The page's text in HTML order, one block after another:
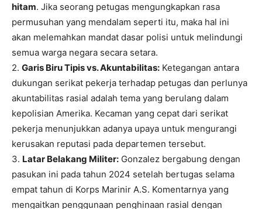
hitam. Jika seorang petugas mengungkapkan rasa
permusuhan yang mendalam seperti itu, maka hal ini
akan melemahkan mandat dasar polisi untuk melindungi
semua warga negara secara setara.
2. Garis Biru Tipis vs. Akuntabilitas: Ketegangan antara
dukungan serikat pekerja terhadap petugas dan perlunya
akuntabilitas rasial adalah tema yang berulang dalam
kepolisian Amerika. Kecaman yang cepat dari serikat
pekerja menunjukkan adanya upaya untuk mengurangi
kerusakan reputasi pada departemen tersebut.
3. Latar Belakang Militer: Gonzalez bergabung dengan
pasukan ini pada tahun 2024 setelah bertugas selama
empat tahun di Korps Marinir A.S. Komentarnya yang
mengaitkan penggunaan penghinaan rasial dengan